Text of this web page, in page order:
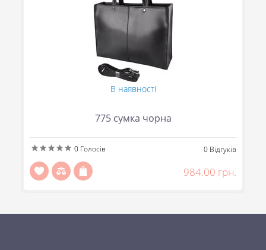
В наявності
775 сумка чорна
0 Голосів 0 Відгуків
984.00 грн.